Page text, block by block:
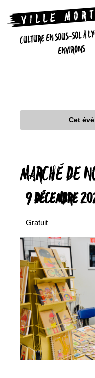
CULTURE EN SOUS-SOL À
ENVIRONS
Cet
MARCHÉ DE
9 DÉCEMBRE
Gratuit